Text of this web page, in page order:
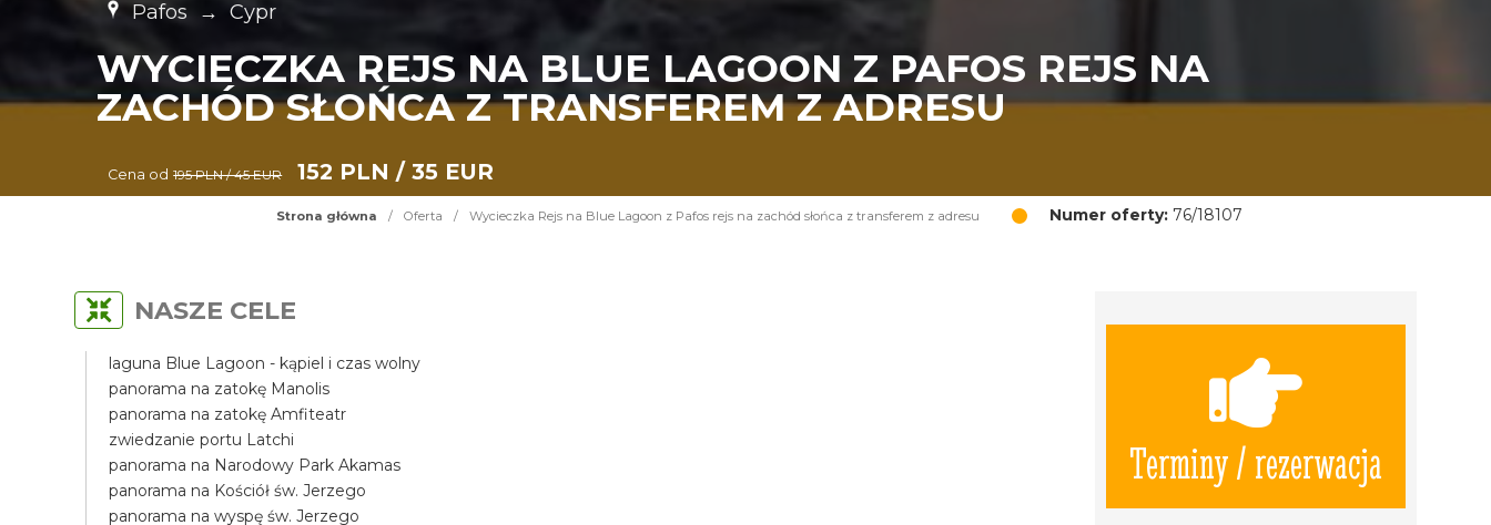
Pafos → Cypr
WYCIECZKA REJS NA BLUE LAGOON Z PAFOS REJS NA
ZACHÓD SŁOŃCA Z TRANSFEREM Z ADRESU
Cena od 195 PLN / 45 EUR 152 PLN / 35 EUR
Strona główna / Oferta / Wycieczka Rejs na Blue Lagoon z Pafos rejs na zachód słońca z transferem z adresu Numer oferty: 76/18107
Terminy / rezerwacja
NASZE CELE
laguna Blue Lagoon - kąpiel i czas wolny
panorama na zatokę Manolis
panorama na zatokę Amfiteatr
zwiedzanie portu Latchi
panorama na Narodowy Park Akamas
panorama na Kościół św. Jerzego
panorama na wyspę św. Jerzego